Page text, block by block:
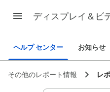
ディスプレイ＆ビ
ヘルプ センター お知らせ
その他のレポート情報 レ